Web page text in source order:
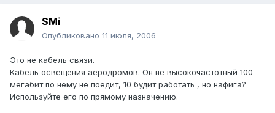
SMi
Опубликовано 11 июля, 2006
Это не кабель связи.
Кабель освещения аеродромов. Он не высокочастотный 100
мегабит по нему не поедит, 10 будит работать , но нафига?
Используйте его по прямому назначению.